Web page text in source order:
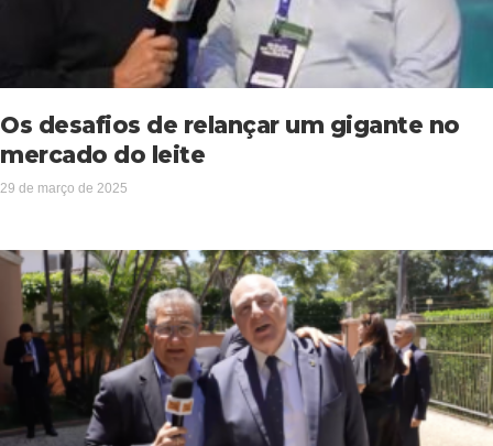
Os desafios de relançar um gigante no
mercado do leite
29 de março de 2025